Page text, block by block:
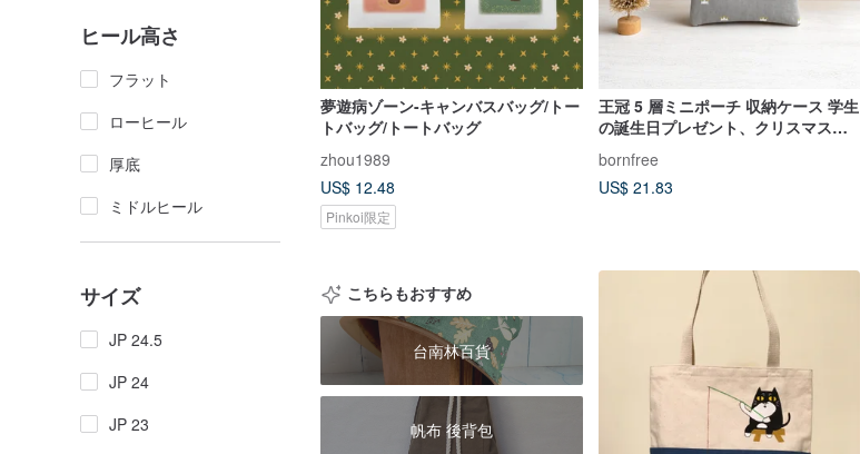
ヒール高さ
フラット
ローヒール
厚底
ミドルヒール
サイズ
JP 24.5
JP 24
JP 23
夢遊病ゾーン-キャンバスバッグ/トー
トバッグ/トートバッグ
zhou1989
US$ 12.48
Pinkoi限定
王冠 5 層ミニポーチ 収納ケース 学生
の誕生日プレゼント、クリスマス、
卒業祝いに。ポケットに直接収納可
能。
bornfree
US$ 21.83
こちらもおすすめ
台南林百貨
帆布 後背包